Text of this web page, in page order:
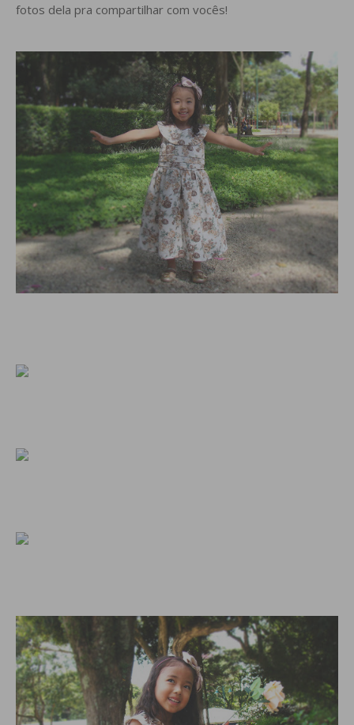
fotos dela pra compartilhar com vocês!